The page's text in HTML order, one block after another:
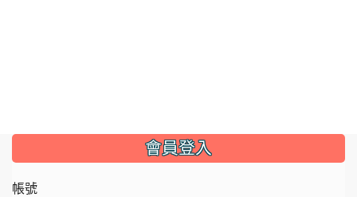
::: 會員登入
帳號